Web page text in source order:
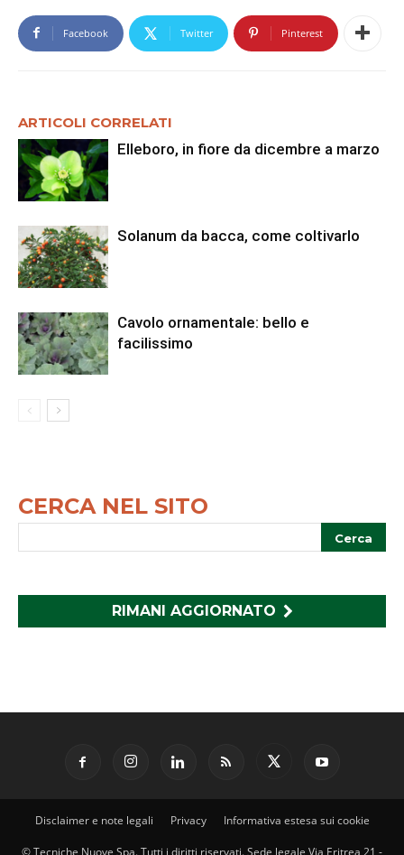
Facebook Twitter Pinterest
ARTICOLI CORRELATI
Elleboro, in fiore da dicembre a marzo
Solanum da bacca, come coltivarlo
Cavolo ornamentale: bello e
facilissimo
CERCA NEL SITO
RIMANI AGGIORNATO
Disclaimer e note legali Privacy Informativa estesa sui cookie
© Tecniche Nuove Spa. Tutti i diritti riservati. Sede legale Via Eritrea 21 -